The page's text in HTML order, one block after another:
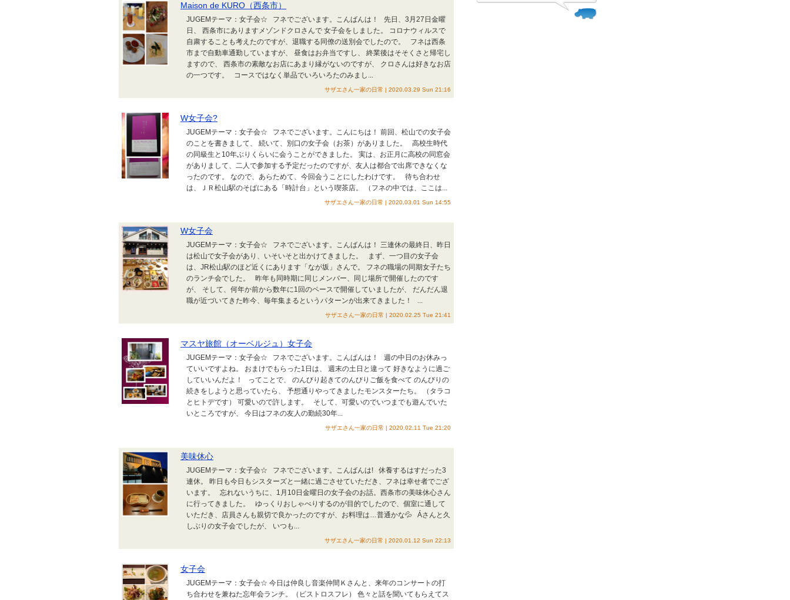
Maison de KURO（西条市）
JUGEMテーマ：女子会☆ フネでございます。こんばんは！ 先日、3月27日金曜
日、 西条市にありますメゾンドクロさんで 女子会をしました。 コロナウィルスで
自粛することも考えたのですが、退職する同僚の送別会でしたので。 フネは西条
市まで自動車通勤していますが、 昼食はお弁当ですし、 終業後はそそくさと帰宅し
ますので、 西条市の素敵なお店にあまり縁がないのですが、 クロさんは好きなお店
の一つです。 コースではなく単品でいろいろたのみまし...
サザエさん一家の日常 | 2020.03.29 Sun 21:16
W女子会?
JUGEMテーマ：女子会☆ フネでございます。こんにちは！ 前回、松山での女子会
のことを書きまして、 続いて、別口の女子会（お茶）がありました。 高校生時代
の同級生と10年ぶりくらいに会うことができました。 実は、お正月に高校の同窓会
がありまして、二人で参加する予定だったのですが、友人は都合で出席できなくな
ったのです。 なので、あらためて、今回会うことにしたわけです。 待ち合わせ
は、ＪＲ松山駅のそばにある「時計台」という喫茶店。 （フネの中では、ここは...
サザエさん一家の日常 | 2020.03.01 Sun 14:55
W女子会
JUGEMテーマ：女子会☆ フネでございます。こんばんは！ 三連休の最終日、昨日
は松山で女子会があり、いそいそと出かけてきました。 まず、一つ目の女子会
は、JR松山駅のほど近くにあります「なが坂」さんで。 フネの職場の同期女子たち
のランチ会でした。 昨年も同時期に同じメンバー、同じ場所で開催したのです
が、 そして、何年か前から数年に1回のペースで開催していましたが、 だんだん退
職が近づいてきた昨今、毎年集まるというパターンが出来てきました！ ...
サザエさん一家の日常 | 2020.02.25 Tue 21:41
マスヤ旅館（オーベルジュ）女子会
JUGEMテーマ：女子会☆ フネでございます。こんばんは！ 週の中日のお休みっ
ていいですよね。 おまけでもらった1日は、 週末の土日と違って 好きなように過ご
していいんだよ！ ってことで、 のんびり起きてのんびりご飯を食べて のんびりの
続きをしようと思っていたら、 予想通りやってきましたモンスターたち。 （タラコ
とヒトデです） 可愛いので許します。 そして、可愛いのでいつまでも遊んでいた
いところですが、 今日はフネの友人の勤続30年...
サザエさん一家の日常 | 2020.02.11 Tue 21:20
美味休心
JUGEMテーマ：女子会☆ フネでございます。こんばんは! 休養するはすだった3
連休。 昨日も今日もシスターズと一緒に過ごさせていただき、フネは幸せ者でござ
います。 忘れないうちに、1月10日金曜日の女子会のお話。西条市の美味休心さん
に行ってきました。 ゆっくりおしゃべりするのが目的でしたので、個室に通して
いただき、店員さんも親切で良かったのですが、お料理は…普通かな💦 Áさんと久
しぶりの女子会でしたが、 いつも...
サザエさん一家の日常 | 2020.01.12 Sun 22:13
女子会
JUGEMテーマ：女子会☆ 今日は仲良し音楽仲間Ｋさんと、来年のコンサートの打
ち合わせを兼ねた忘年会ランチ。（ビストロスフレ） 色々と話を聞いてもらえてス